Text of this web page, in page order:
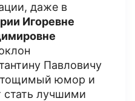
даже в
Игоревне
Павловичу
юмор и
стать лучшими